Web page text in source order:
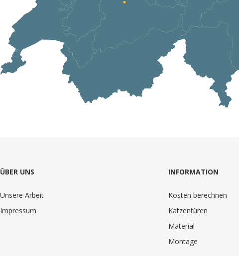
ÜBER UNS
Unsere Arbeit
Impressum
INFORMATION
Kosten berechnen
Katzentüren
Material
Montage